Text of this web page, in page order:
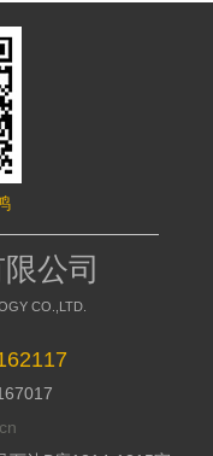
高额的订单，假如不能做
那意味着网络推行是失败
白的了解搭站公司的策划
站公司的美工规划才
干决议推行型网站留
，如今的消费者不缺少内
视觉，如今市面上的网站
的，当访客户，发现一个
情不自禁的即是深化浏
，提高方针客户对公司的
站公司的搭站才干
上很多的建站公司都是仿
以把外观做到相似，可是
差万里，很多的仿站的建
家介绍了移动端流量异常
什么是移动端流量
流量异常可以通过平
据判断： 1、 站长平
词的工具 2、 移动适
配状态曲线图 这两
现流量突然间下降50%以
降低，四五天后流量没有
移动端的排查流程
现象，建议大家按照
行排查 索引量下降
解决方案
流量异常追查文档
college/
动站、代码适配，自
配有些不同，所以根据站
公司
CO.,LTD.